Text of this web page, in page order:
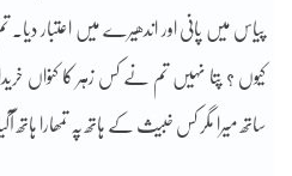
پیاس میں پانی اور اندھیرے میں اعتبار
کیوں ؟ پتا نہیں تم نے کس زہر کا کنواں
ساتھ میرا مگر کس خبیث کے ہاتھ پہ تمھارا ہاتھ